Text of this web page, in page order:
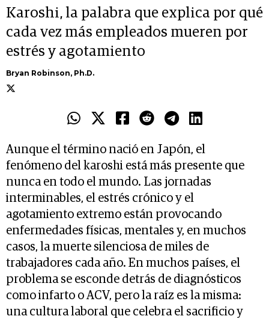
Karoshi, la palabra que explica por qué
cada vez más empleados mueren por
estrés y agotamiento
Bryan Robinson, Ph.D.
Aunque el término nació en Japón, el
fenómeno del karoshi está más presente que
nunca en todo el mundo. Las jornadas
interminables, el estrés crónico y el
agotamiento extremo están provocando
enfermedades físicas, mentales y, en muchos
casos, la muerte silenciosa de miles de
trabajadores cada año. En muchos países, el
problema se esconde detrás de diagnósticos
como infarto o ACV, pero la raíz es la misma:
una cultura laboral que celebra el sacrificio y